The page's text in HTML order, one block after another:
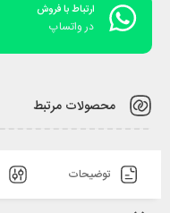
ارتباط با فروش
در واتساپ
محصولات مرتبط
توضیحات